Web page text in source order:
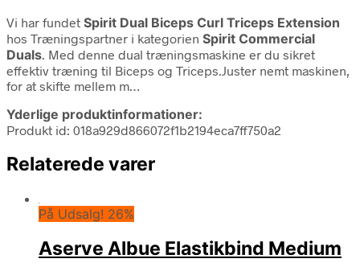
Vi har fundet Spirit Dual Biceps Curl Triceps Extension
hos Træningspartner i kategorien Spirit Commercial
Duals. Med denne dual træningsmaskine er du sikret
effektiv træning til Biceps og Triceps.Juster nemt maskinen,
for at skifte mellem m…
Yderlige produktinformationer:
Produkt id: 018a929d866072f1b2194eca7ff750a2
Relaterede varer
På Udsalg! 26%
Aserve Albue Elastikbind Medium